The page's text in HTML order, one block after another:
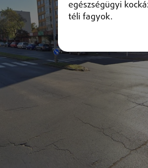
egészségügyi
téli fagyok.